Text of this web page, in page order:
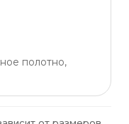
полотно,